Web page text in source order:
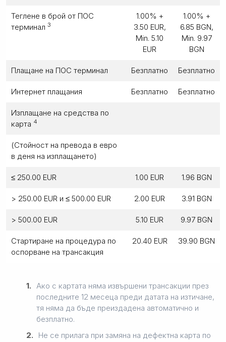
Теглене в брой от ПОС
терминал 3
1.00% +
3.50 EUR,
Min. 5.10
EUR
1.00% +
6.85 BGN,
Min. 9.97
BGN
Плащане на ПОС терминал Безплатно Безплатно
Интернет плащания Безплатно Безплатно
Изплащане на средства по
карта 4
(Стойност на превода в евро
в деня на изплащането)
≤ 250.00 EUR 1.00 EUR 1.96 BGN
> 250.00 EUR и ≤ 500.00 EUR 2.00 EUR 3.91 BGN
> 500.00 EUR 5.10 EUR 9.97 BGN
Стартиране на процедура по
оспорване на трансакция
20.40 EUR 39.90 BGN
1. Ако с картата няма извършени трансакции през
последните 12 месеца преди датата на изтичане,
тя няма да бъде преиздадена автоматично и
безплатно.
2.
Не се прилага при замяна на дефектна карта по